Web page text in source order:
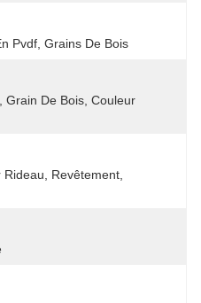
Pvdf, Grains De Bois
Grain De Bois, Couleur
Revêtement,